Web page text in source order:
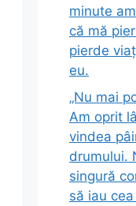
minute
că mă
pierde
eu.
„Nu mai
Am oprit
vindea
drumului.
singură
să iau